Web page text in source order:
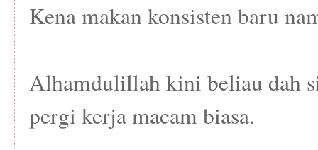
Kena makan konsisten baru
Alhamdulillah kini beliau dah
pergi kerja macam biasa.